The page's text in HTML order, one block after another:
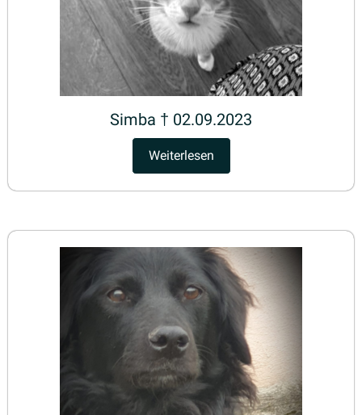
Simba † 02.09.2023
Weiterlesen